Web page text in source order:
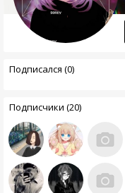
Подписался (0)
Подписчики (20)